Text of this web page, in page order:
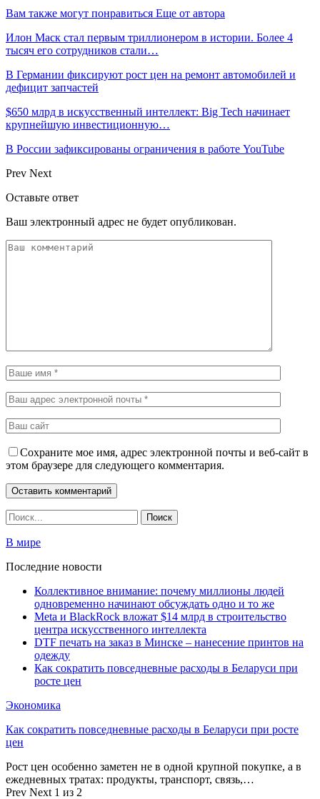
Вам также могут понравиться Еще от автора
Илон Маск стал первым триллионером в истории. Более 4
тысяч его сотрудников стали…
В Германии фиксируют рост цен на ремонт автомобилей и
дефицит запчастей
$650 млрд в искусственный интеллект: Big Tech начинает
крупнейшую инвестиционную…
В России зафиксированы ограничения в работе YouTube
Prev Next
Оставьте ответ
Ваш электронный адрес не будет опубликован.
Сохраните мое имя, адрес электронной почты и веб-сайт в
этом браузере для следующего комментария.
В мире
Последние новости
Коллективное внимание: почему миллионы людей
одновременно начинают обсуждать одно и то же
Meta и BlackRock вложат $14 млрд в строительство
центра искусственного интеллекта
DTF печать на заказ в Минске – нанесение принтов на
одежду
Как сократить повседневные расходы в Беларуси при
росте цен
Экономика
Как сократить повседневные расходы в Беларуси при росте
цен
Рост цен особенно заметен не в одной крупной покупке, а в
ежедневных тратах: продукты, транспорт, связь,…
Prev Next 1 из 2